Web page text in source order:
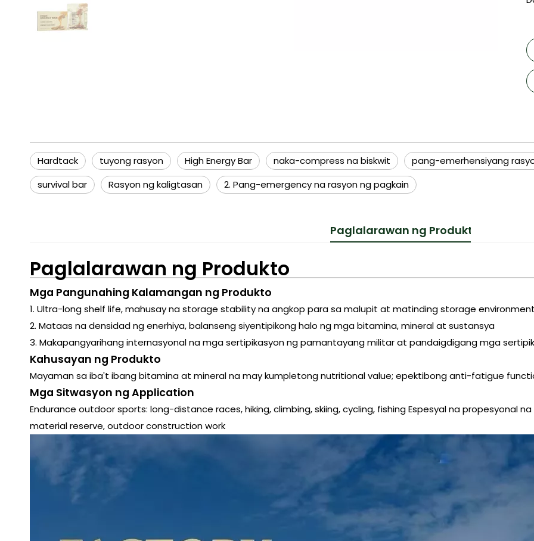
Hardtack tuyong rasyon High Energy Bar naka-compress na biskwit
pang-emerhensiyang
survival bar
Rasyon ng kaligtasan 2. Pang-emergency na rasyon ng pagkain
Paglalarawan ng Produkto
Paglalarawan ng Produkto
Mga Pangunahing Kalamangan ng Produkto
1. Ultra-long shelf life, mahusay na storage stability na angkop para sa malupit at matinding storage
2. Mataas na densidad ng enerhiya, balanseng siyentipikong halo ng mga bitamina, mineral at sustansya
3. Makapangyarihang internasyonal na mga sertipikasyon ng pamantayang militar at pandaigdigang mga
Kahusayan ng Produkto
Mayaman sa iba't ibang bitamina at mineral na may kumpletong nutritional value; epektibong anti-fatigue
Mga Sitwasyon ng Application
Endurance outdoor sports: long-distance races, hiking, climbing, skiing, cycling, fishing Espesyal na propesyonal
material reserve, outdoor construction work